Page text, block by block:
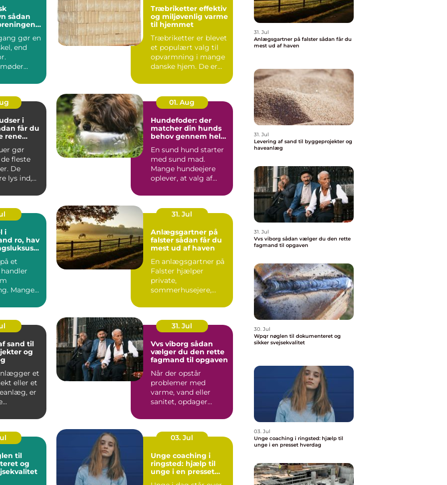
gør en
end
Træbriketter effektiv
og miljøvenlig varme
til hjemmet
Træbriketter er blevet
et populært valg til
opvarmning i mange
danske hjem. De er
i
rene
gør
fleste
De
lys ind,
01. Aug
Hundefoder: der
matcher din hunds
behov gennem hele
En sund hund starter
med sund mad.
Mange hundeejere
oplever, at valg af
...
i
hav
et
Mange
et fr...
31. Jul
Anlægsgartner på
falster sådan får du
mest ud af haven
En anlægsgartner på
Falster hjælper
private,
sommerhusejere,
offentlige
institutione...
sand til
og
et
eller et
er
31. Jul
Vvs viborg sådan
vælger du den rette
fagmand til opgaven
Når der opstår
problemer med
varme, vand eller
sanitet, opdager
afhængige vi er af...
og
03. Jul
Unge coaching i
ringsted: hjælp til
unge i en presset
31. Jul
Anlægsgartner på falster sådan får du
mest ud af haven
31. Jul
Levering af sand til byggeprojekter og
haveanlæg
31. Jul
Vvs viborg sådan vælger du den rette
fagmand til opgaven
30. Jul
Wpqr nøglen til dokumenteret og
sikker svejsekvalitet
03. Jul
Unge coaching i ringsted: hjælp til
unge i en presset hverdag